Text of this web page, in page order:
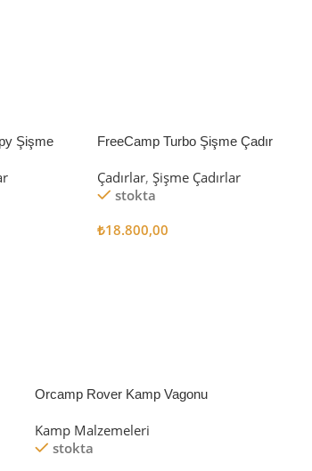
Şişme
FreeCamp Turbo Şişme Çadır
Çadırlar, Şişme Çadırlar
stokta
₺18.800,00
Orcamp Rover Kamp Vagonu
Kamp Malzemeleri
stokta